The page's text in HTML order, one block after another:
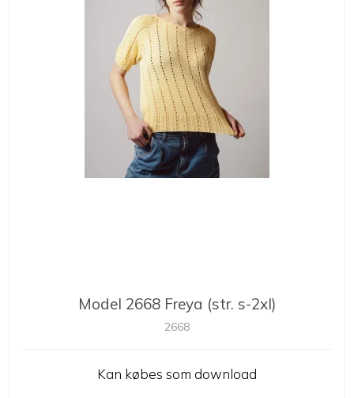
Model 2668 Freya (str. s-2xl)
2668
Kan købes som download